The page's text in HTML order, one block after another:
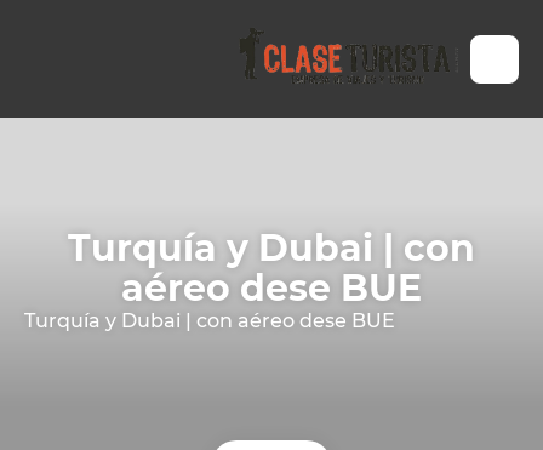
Turquía y Dubai | con
aéreo dese BUE
Turquía y Dubai | con aéreo dese BUE